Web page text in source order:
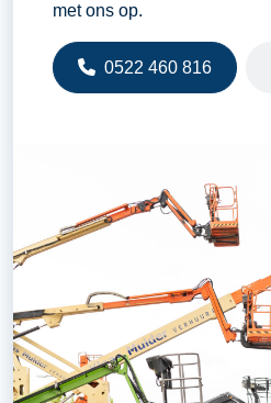
met ons op.
0522 460 816